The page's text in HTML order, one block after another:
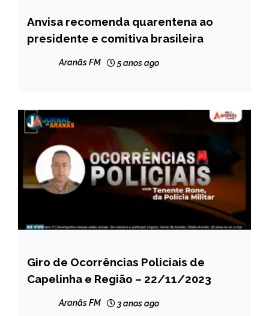
BRASIL
NOTÍCIAS
Anvisa recomenda quarentena ao
presidente e comitiva brasileira
Aranãs FM 5 anos ago
CAPELINHA
MINAS
Giro de Ocorrências Policiais de
Capelinha e Região – 22/11/2023
Aranãs FM 3 anos ago